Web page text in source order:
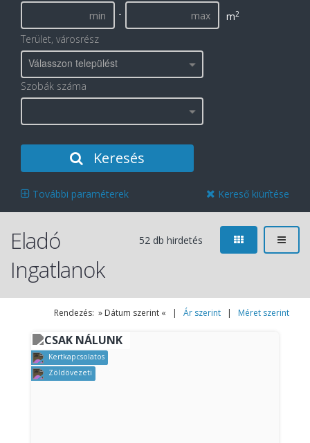
-
m2
Terület, városrész
Válasszon települést
Szobák száma
Keresés
További paraméterek Kereső kiürítése
52 db hirdetés
Eladó
Ingatlanok
Rendezés: » Dátum szerint « | Ár szerint | Méret szerint
CSAK NÁLUNK
Kertkapcsolatos
Zöldövezeti